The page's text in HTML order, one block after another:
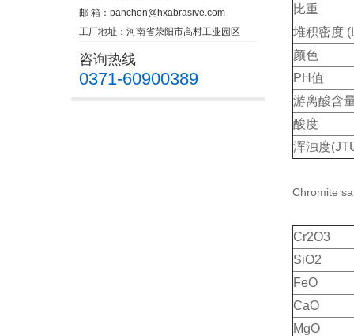
邮 箱： panchen@hxabrasive.com
工厂地址：河南省荥阳市高村工业园区
咨询热线
0371-60900389
比重
堆积密度
颜色
PH值
游离酸含
酸度
浑浊度
Chromite
Cr2O3
SiO2
FeO
CaO
MgO